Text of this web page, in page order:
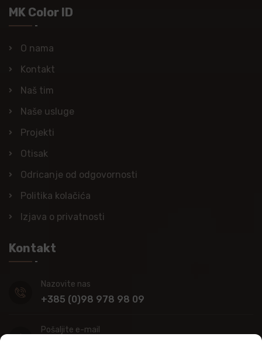
MK Color ID
O nama
Kontakt
Naš tim
Naše usluge
Projekti
Otisak
Odricanje od odgovornosti
Politika kolačića
Izjava o privatnosti
Kontakt
Nazovite nas
+385 (0)98 978 98 09
Pošaljite e-mail